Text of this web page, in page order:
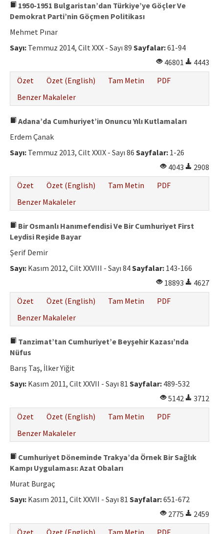
1950-1951 Bulgaristan’dan Türkiye’ye Göçler Ve
Demokrat Parti’nin Göçmen Politikası
Mehmet Pınar
Sayı: Temmuz 2014, Cilt XXX - Sayı 89 Sayfalar:61-94
46801
4443
Özet
Özet (English) Tam Metin
PDF
Benzer Makaleler
Adana’da Cumhuriyet’in Onuncu Yılı Kutlamaları
Erdem Çanak
Sayı: Temmuz 2013, Cilt XXIX - Sayı 86 Sayfalar: 1-26
4043
2908
Özet
Özet (English) Tam Metin
PDF
Benzer Makaleler
Bir Osmanlı Hanımefendisi Ve Bir Cumhuriyet First
Leydisi Reşide Bayar
Şerif Demir
Sayı: Kasım 2012, Cilt XXVIII - Sayı 84Sayfalar: 143-166
18893
4627
Özet
Özet (English) Tam Metin
PDF
Benzer Makaleler
Tanzimat’tan Cumhuriyet’e Beyşehir Kazası’nda
Nüfus
Barış Taş, İlker Yiğit
Sayı: Kasım 2011, Cilt XXVII - Sayı 81 Sayfalar: 489-532
5142
3712
Özet
Özet (English) Tam Metin
PDF
Benzer Makaleler
Cumhuriyet Döneminde Trakya’da Örnek Bir Sağlık
Kampı Uygulaması: Azat Obaları
Murat Burgaç
Sayı: Kasım 2011, Cilt XXVII - Sayı 81 Sayfalar:651-672
2775
2459